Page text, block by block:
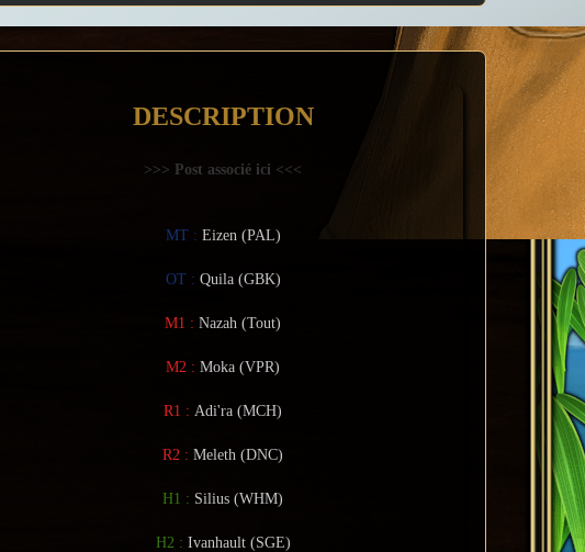
DESCRIPTION
>>> Post associé ici <<<
MT : Eizen (PAL)
OT : Quila (GBK)
M1 : Nazah (Tout)
M2 : Moka (VPR)
R1 : Adi'ra (MCH)
R2 : Meleth (DNC)
H1 : Silius (WHM)
H2 : Ivanhault (SGE)